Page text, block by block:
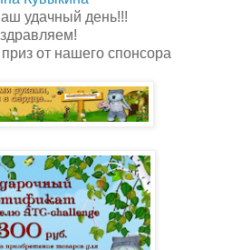
удачный день!!!
от нашего спонсора